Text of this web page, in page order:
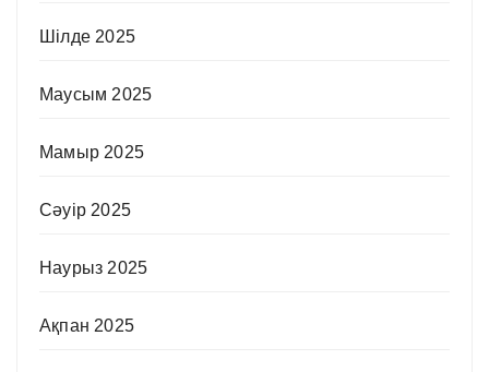
Шілде 2025
Маусым 2025
Мамыр 2025
Сәуір 2025
Наурыз 2025
Ақпан 2025